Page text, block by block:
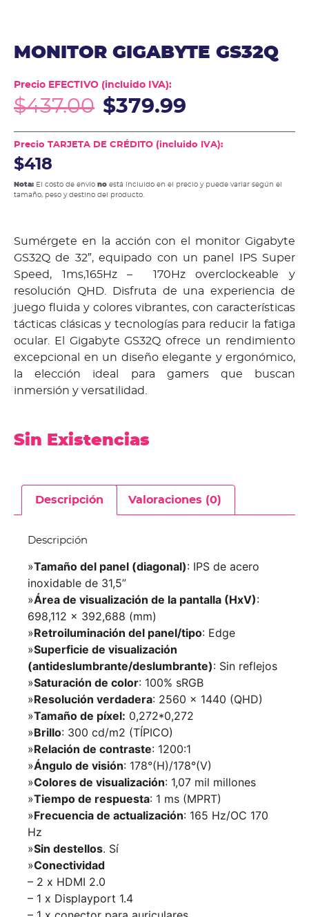
MONITOR GIGABYTE GS32Q
Precio EFECTIVO (incluido IVA):
$437.00 $379.99
Precio TARJETA DE CRÉDITO (incluido IVA):
$418
Nota: El costo de envío no está incluido en el precio y puede variar según el
tamaño, peso y destino del producto.
Sumérgete en la acción con el monitor Gigabyte
GS32Q de 32″, equipado con un panel IPS Super
Speed, 1ms,165Hz – 170Hz overclockeable y
resolución QHD. Disfruta de una experiencia de
juego fluida y colores vibrantes, con características
tácticas clásicas y tecnologías para reducir la fatiga
ocular. El Gigabyte GS32Q ofrece un rendimiento
excepcional en un diseño elegante y ergonómico,
la elección ideal para gamers que buscan
inmersión y versatilidad.
Sin Existencias
Descripción Valoraciones (0)
Descripción
»Tamaño del panel (diagonal): IPS de acero
inoxidable de 31,5”
»Área de visualización de la pantalla (HxV):
698,112 × 392,688 (mm)
»Retroiluminación del panel/tipo: Edge
»Superficie de visualización
(antideslumbrante/deslumbrante): Sin reflejos
»Saturación de color: 100% sRGB
»Resolución verdadera: 2560 x 1440 (QHD)
»Tamaño de píxel: 0,272*0,272
»Brillo: 300 cd/m2 (TÍPICO)
»Relación de contraste: 1200:1
»Ángulo de visión: 178°(H)/178°(V)
»Colores de visualización: 1,07 mil millones
»Tiempo de respuesta: 1 ms (MPRT)
»Frecuencia de actualización: 165 Hz/OC 170
Hz
»Sin destellos. Sí
»Conectividad
– 2 x HDMI 2.0
– 1 x Displayport 1.4